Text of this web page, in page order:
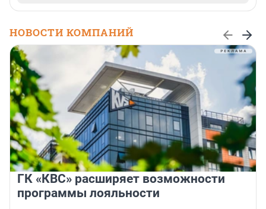
НОВОСТИ КОМПАНИЙ
ГК «КВС» расширяет возможности
программы лояльности